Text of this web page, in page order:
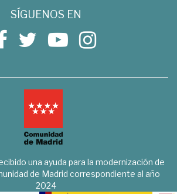
SÍGUENOS EN
una ayuda para la modernización de
de Madrid correspondiente al año
2024